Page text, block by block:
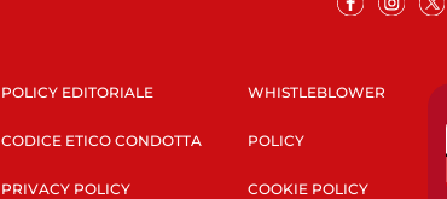
POLICY EDITORIALE
CODICE ETICO CONDOTTA
PRIVACY POLICY
WHISTLEBLOWER
POLICY
COOKIE POLICY